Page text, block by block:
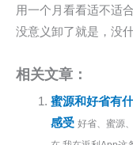
用一个月看看适不适
没意义卸了就是，没什
相关文章：
蜜源和好省有
感受 好省、蜜源